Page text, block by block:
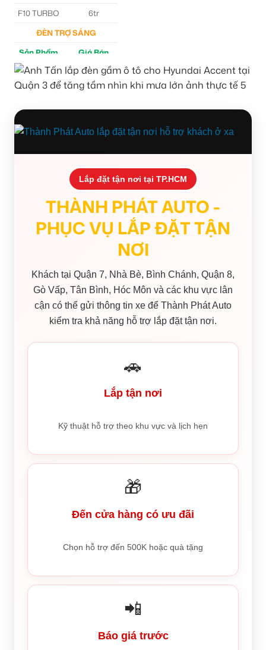
F10 TURBO
6tr
ĐÈN TRỢ SÁNG
Sản Phẩm
Giá Bán
M30 Ultra
4tr5
Aozoom EX3
5tr
Lắp đặt tận nơi tại TP.HCM
THÀNH PHÁT AUTO -
PHỤC VỤ LẮP ĐẶT TẬN
NƠI
Khách tại Quận 7, Nhà Bè, Bình Chánh, Quận 8,
Gò Vấp, Tân Bình, Hóc Môn và các khu vực lân
cận có thể gửi thông tin xe để Thành Phát Auto
kiểm tra khả năng hỗ trợ lắp đặt tận nơi.
🚗
Lắp tận nơi
Kỹ thuật hỗ trợ theo khu vực và lịch hẹn
🎁
Đến cửa hàng có ưu đãi
Chọn hỗ trợ đến 500K hoặc quà tặng
📲
Báo giá trước